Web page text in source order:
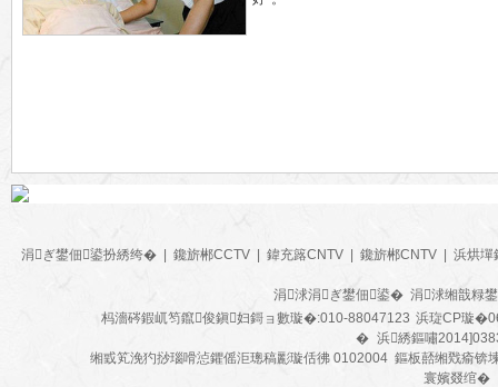
涓ぎ鐢佃鍙扮綉绔� 鑱旂郴CCTV 鍏充簬CNTV 鑱旂郴CNTV 浜烘墠
涓浗涓ぎ鐢佃鍙� 涓浗缃戠粶
杩濇硶鍜屼笉鑹俊鎭妇鎶ョ數璇�:010-88047123 浜琁CP璇
� 浜綉鏂嘯
缃戜笂浼犳挱瑙嗗惉鑺傜洰璁稿彲璇佸彿 0102004 鏂板嚭缃戣瘉
寰嬪叕绾�